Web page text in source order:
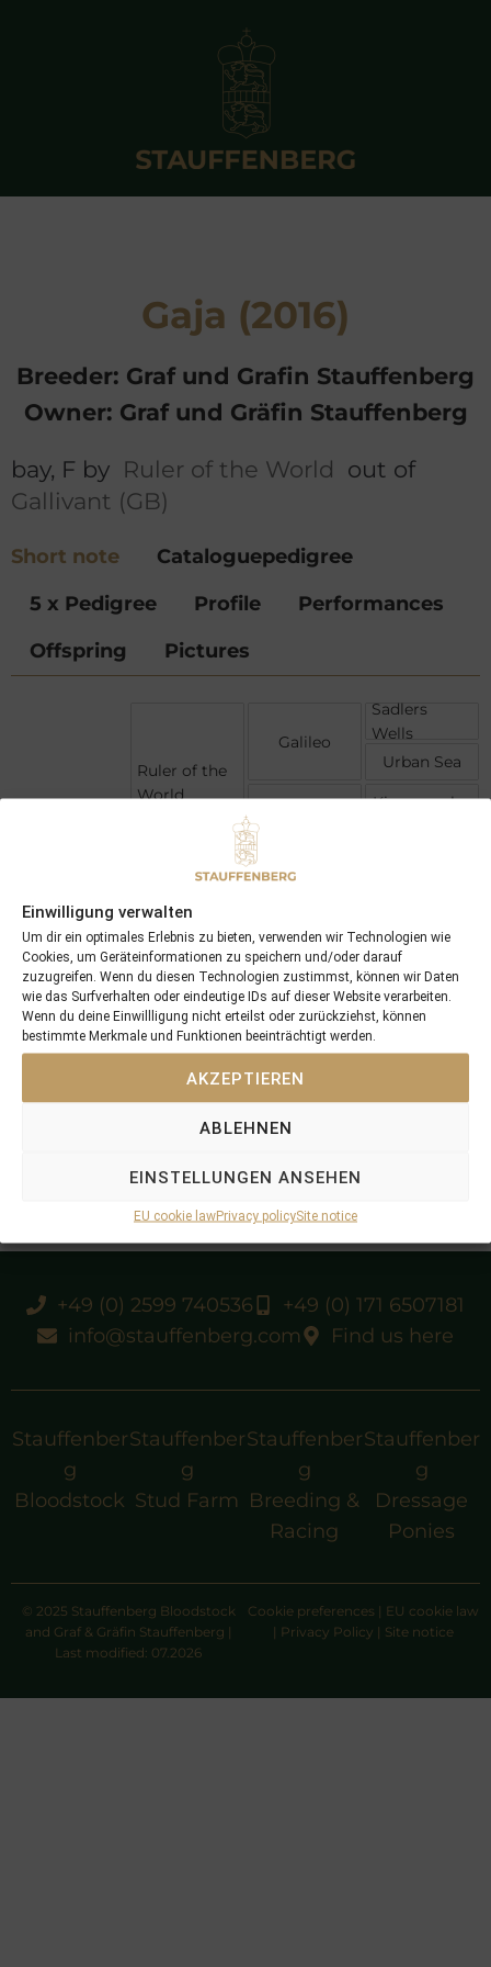
Einwilligung verwalten
Um dir ein optimales Erlebnis zu bieten, verwenden wir Technologien wie
Cookies, um Geräteinformationen zu speichern und/oder darauf
zuzugreifen. Wenn du diesen Technologien zustimmst, können wir Daten
wie das Surfverhalten oder eindeutige IDs auf dieser Website verarbeiten.
Wenn du deine Einwillligung nicht erteilst oder zurückziehst, können
bestimmte Merkmale und Funktionen beeinträchtigt werden.
AKZEPTIEREN
ABLEHNEN
EINSTELLUNGEN ANSEHEN
EU cookie lawPrivacy policySite notice
Gaja (2016)
Breeder: Graf und Grafin Stauffenberg
Owner: Graf und Gräfin Stauffenberg
bay, F by Ruler of the World out of
Gallivant (GB)
Short note
Cataloguepedigree
5 x Pedigree
Profile
Performances
Offspring
Pictures
Ruler of the
World
Gallivant
(GB)
Galileo
True
Gay Gallanta
Sadlers
Wells
Urban Sea
Kingmambo
Woodman
Gallanta
+49 (0) 2599 740536
+49 (0) 171 6507181
info@stauffenberg.com
Find us here
Stauffenber
g
Bloodstock
Stauffenber
g
Stud Farm
Stauffenber
g
Breeding &
Racing
Stauffenber
g
Dressage
Ponies
© 2025 Stauffenberg Bloodstock
and Graf & Gräfin Stauffenberg |
Last modified: 07.2026
Cookie preferences | EU cookie law
| Privacy Policy | Site notice